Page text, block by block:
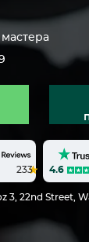
233 4.6
3, 22nd Street,